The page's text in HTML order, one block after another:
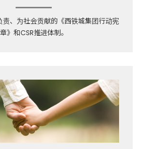
责、为社会贡献的 《西铁城集团行动宪
章》和CSR推进体制。